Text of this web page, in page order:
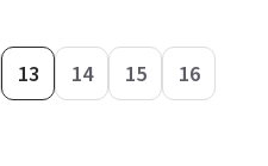
13 14 15 16